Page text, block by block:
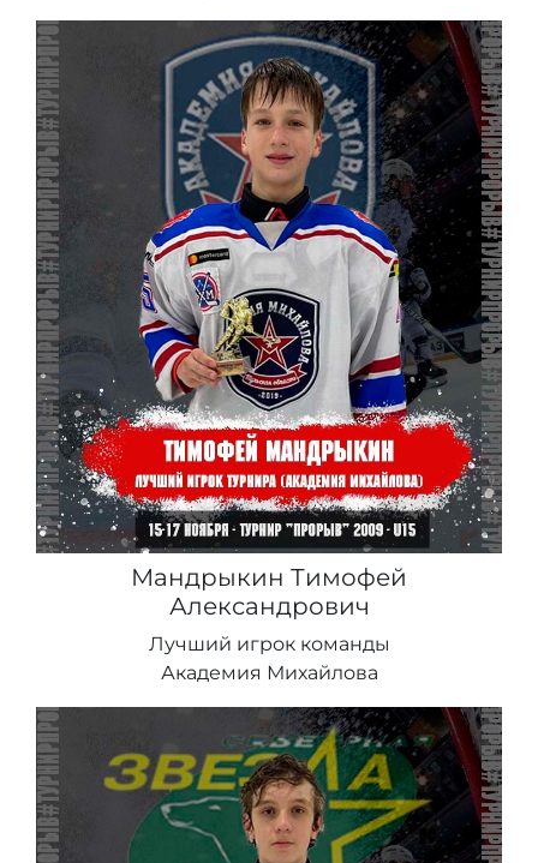
Мандрыкин Тимофей
Александрович
Лучший игрок команды
Академия Михайлова